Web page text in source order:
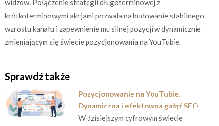
widzów. Połączenie strategii długoterminowej z
krótkoterminowymi akcjami pozwala na budowanie stabilnego
wzrostu kanału i zapewnienie mu silnej pozycji w dynamicznie
zmieniającym się świecie pozycjonowania na YouTubie.
Sprawdź także
Pozycjonowanie na YouTubie.
Dynamiczna i efektowna gałąź SEO
W dzisiejszym cyfrowym świecie